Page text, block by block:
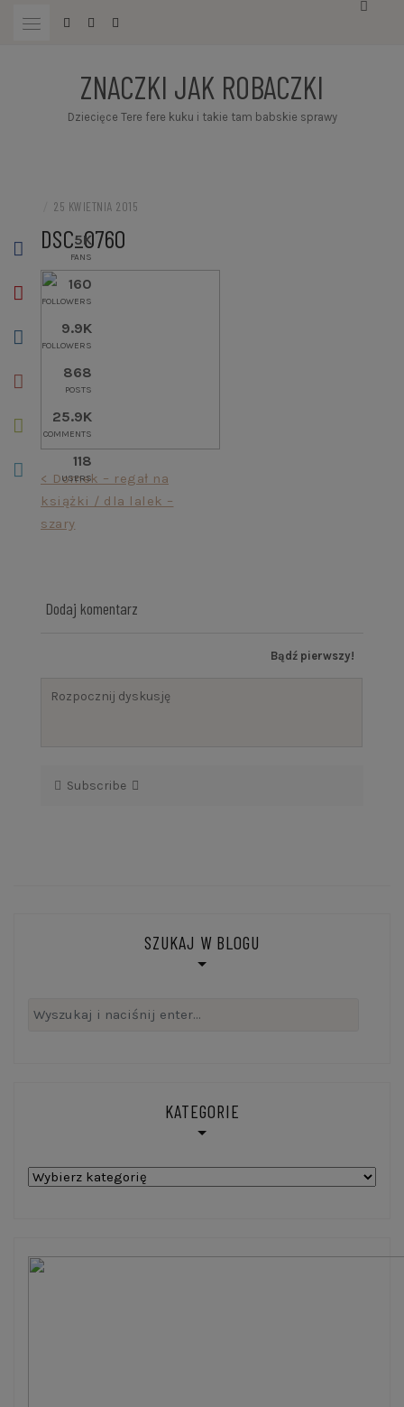
ZNACZKI JAK ROBACZKI
Dziecięce Tere fere kuku i takie tam babskie sprawy
25 KWIETNIA 2015
DSC_0760
Nawigacja
wpisu
< Domek – regał na
książki / dla lalek –
szary
Dodaj komentarz
Bądź pierwszy!
Subscribe
SZUKAJ W BLOGU
Szukaj:
KATEGORIE
Kategorie
5K
FANS
160
FOLLOWERS
9.9K
FOLLOWERS
868
POSTS
25.9K
COMMENTS
118
USERS